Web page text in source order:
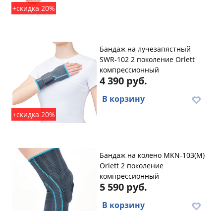
+скидка 20%
+скидка 20%
Бандаж на лучезапястный
SWR-102 2 поколение Orlett
компрессионный
4 390 руб.
В корзину
Бандаж на колено MKN-103(M)
Orlett 2 поколение
компрессионный
5 590 руб.
В корзину